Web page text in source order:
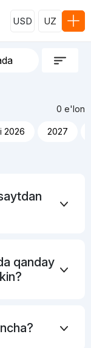
USD UZ
0 e'lon
2026 2027
qanday